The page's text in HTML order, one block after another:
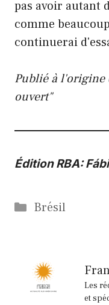
pas avoir autant
comme
continuerai
Publié à l'origine
ouvert"
Édition RBA:
Catégories
Brésil
Les
et